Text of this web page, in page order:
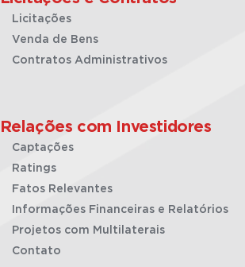
Licitações
Venda de Bens
Contratos Administrativos
Relações com Investidores
Captações
Ratings
Fatos Relevantes
Informações Financeiras e Relatórios
Projetos com Multilaterais
Contato